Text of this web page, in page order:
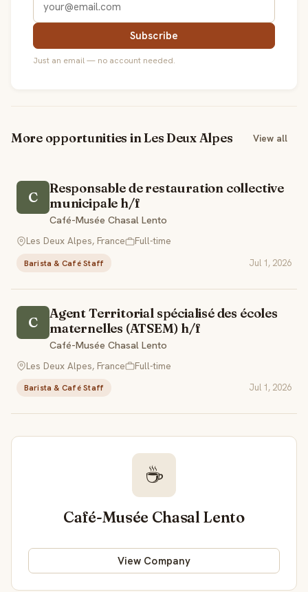
Subscribe
Just an email — no account needed.
More opportunities in Les Deux Alpes View all
C
Responsable de restauration collective
municipale h/f
Café-Musée Chasal Lento
Les Deux Alpes, France
Full-time
Barista & Café Staff Jul 1, 2026
C
Agent Territorial spécialisé des écoles
maternelles (ATSEM) h/f
Café-Musée Chasal Lento
Les Deux Alpes, France
Full-time
Barista & Café Staff Jul 1, 2026
☕
Café-Musée Chasal Lento
View Company